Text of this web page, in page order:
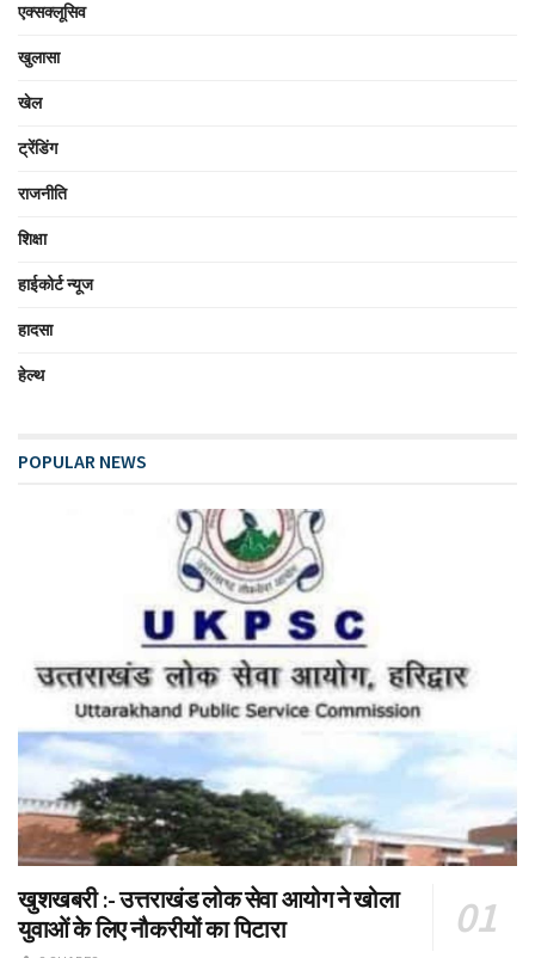
एक्सक्लूसिव
खुलासा
खेल
ट्रेंडिंग
राजनीति
शिक्षा
हाईकोर्ट न्यूज
हादसा
हेल्थ
POPULAR NEWS
खुशखबरी :- उत्तराखंड लोक सेवा आयोग ने खोला
युवाओं के लिए नौकरीयों का पिटारा